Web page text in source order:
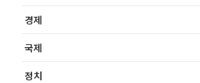
경제
국제
정치